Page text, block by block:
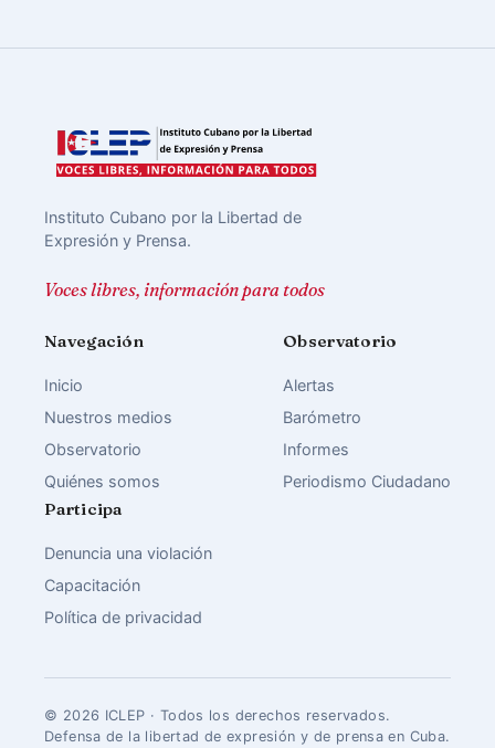
Instituto Cubano por la Libertad de
Expresión y Prensa.
Voces libres, información para todos
Navegación
Inicio
Nuestros medios
Observatorio
Quiénes somos
Observatorio
Alertas
Barómetro
Informes
Periodismo Ciudadano
Participa
Denuncia una violación
Capacitación
Política de privacidad
© 2026 ICLEP · Todos los derechos reservados.
Defensa de la libertad de expresión y de prensa en Cuba.